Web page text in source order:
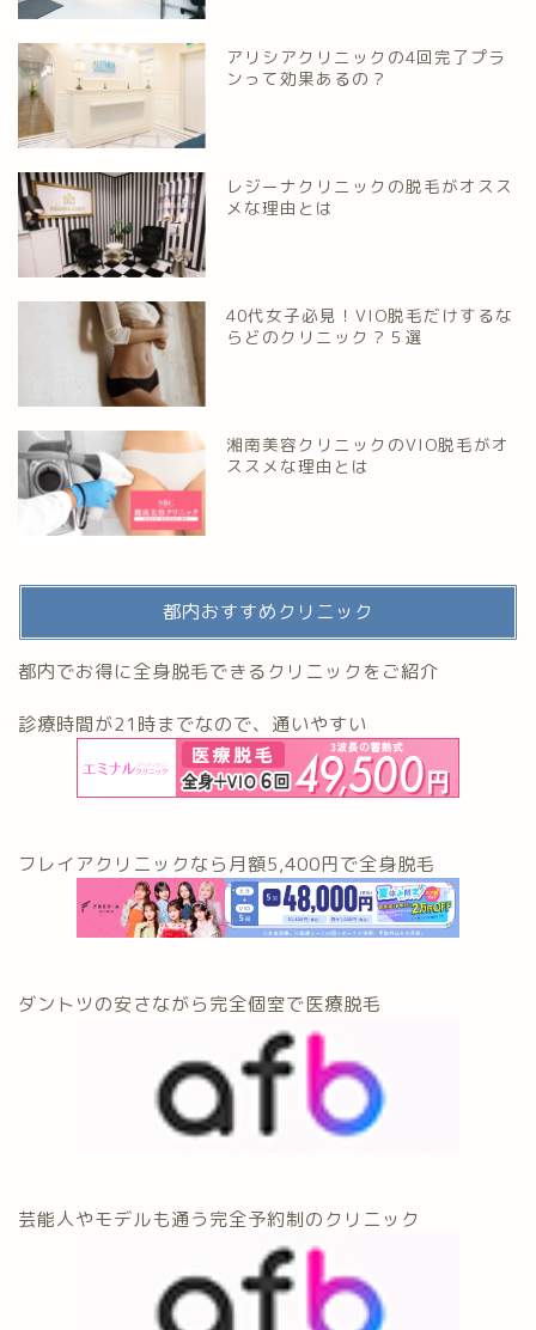
アリシアクリニックの4回完了プラ
ンって効果あるの？
レジーナクリニックの脱毛がオスス
メな理由とは
40代女子必見！VIO脱毛だけするな
らどのクリニック？５選
湘南美容クリニックのVIO脱毛がオ
ススメな理由とは
都内おすすめクリニック
都内でお得に全身脱毛できるクリニックをご紹介
診療時間が21時までなので、通いやすい
フレイアクリニックなら月額5,400円で全身脱毛
ダントツの安さながら完全個室で医療脱毛
芸能人やモデルも通う完全予約制のクリニック